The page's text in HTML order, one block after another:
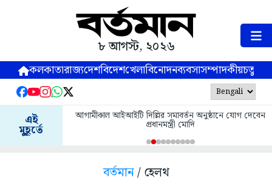
৮ আগস্ট, ২০২৬
কলকাতারাজ্যদেশবিদেশখেলাবিনোদনব্যবসাসম্পাদকীয়
এই
মুহূর্তে
আগামীকাল আইআইটি দিল্লির সমাবর্তন অনুষ্ঠানে যোগ দেবেন
প্রধানমন্ত্রী মোদি
বর্তমান/ হেলথ